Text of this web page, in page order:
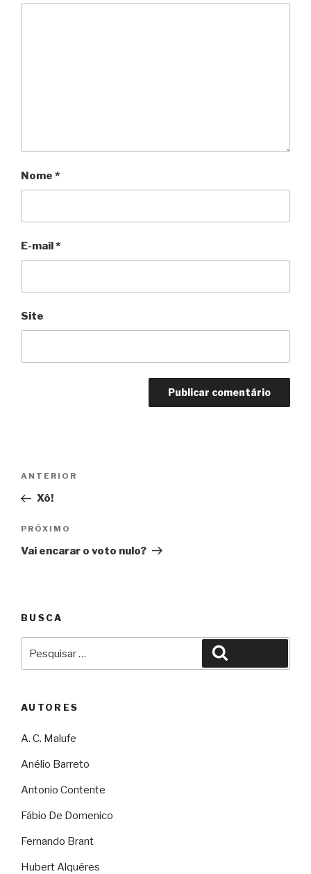
Nome *
E-mail *
Site
Post
Anterior
ANTERIOR
Xô!
Próximo
PRÓXIMO
Vai encarar o voto nulo?
BUSCA
AUTORES
A. C. Malufe
Anélio Barreto
Antonio Contente
Fábio De Domenico
Fernando Brant
Hubert Alquéres